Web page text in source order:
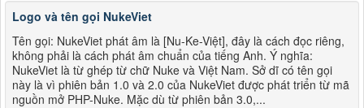
Logo và tên gọi NukeViet
Tên gọi: NukeViet phát âm là [Nu-Ke-Việt], đây là cách đọc riêng,
không phải là cách phát âm chuẩn của tiếng Anh. Ý nghĩa:
NukeViet là từ ghép từ chữ Nuke và Việt Nam. Sở dĩ có tên gọi
này là vì phiên bản 1.0 và 2.0 của NukeViet được phát triển từ mã
nguồn mở PHP-Nuke. Mặc dù từ phiên bản 3.0,...